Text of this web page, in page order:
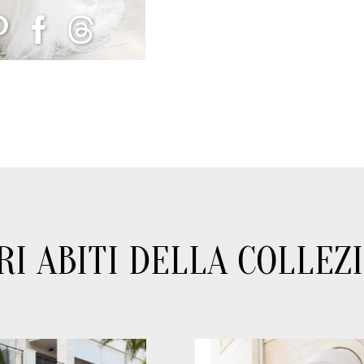
ABITI DELLA